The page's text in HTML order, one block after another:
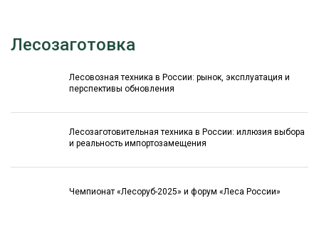
Лесозаготовка
Лесовозная техника в России: рынок, эксплуатация и
перспективы обновления
Лесозаготовительная техника в России: иллюзия выбора
и реальность импортозамещения
Чемпионат «Лесоруб-2025» и форум «Леса России»